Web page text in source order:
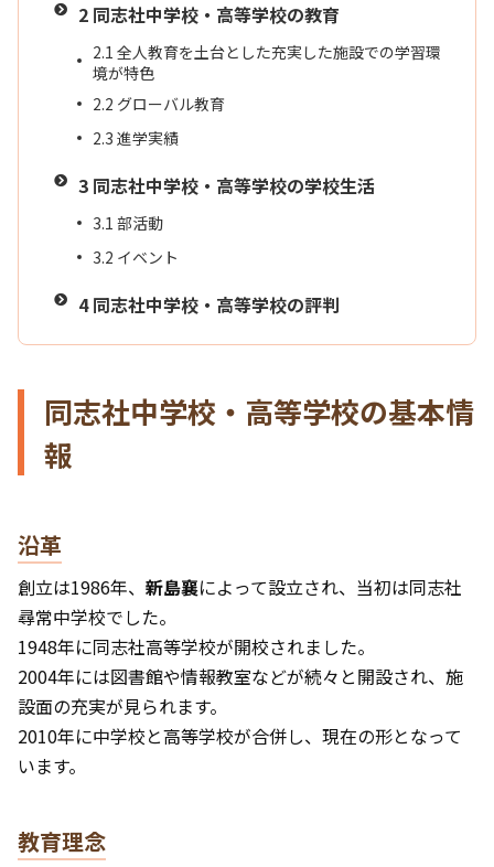
2 同志社中学校・高等学校の教育
2.1 全人教育を土台とした充実した施設での学習環
境が特色
2.2 グローバル教育
2.3 進学実績
3 同志社中学校・高等学校の学校生活
3.1 部活動
3.2 イベント
4同志社中学校・高等学校の評判
同志社中学校・高等学校の基本情
報
沿革
創立は1986年、 新島襄によって設立され、当初は同志社
尋常中学校でした。
1948年に同志社高等学校が開校されました。
2004年には図書館や情報教室などが続々と開設され、施
設面の充実が見られます。
2010年に中学校と高等学校が合併し、現在の形となって
います。
教育理念